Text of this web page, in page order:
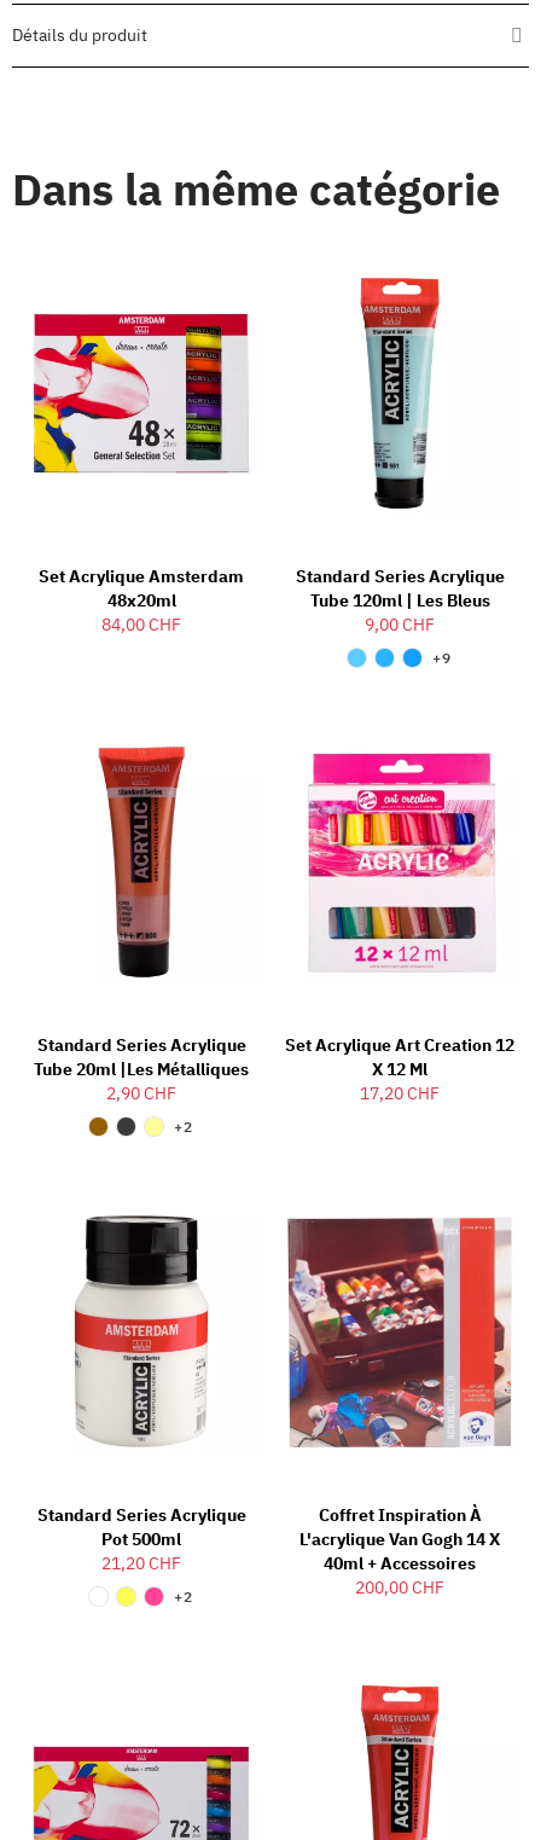
Détails du produit
Dans la même catégorie
Set Acrylique Amsterdam
48x20ml
84,00 CHF
Standard Series Acrylique
Tube 120ml | Les Bleus
9,00 CHF
+9
Standard Series Acrylique
Tube 20ml |Les Métalliques
2,90 CHF
+2
Set Acrylique Art Creation 12
X 12 Ml
17,20 CHF
Standard Series Acrylique
Pot 500ml
21,20 CHF
+2
Coffret Inspiration À
L'acrylique Van Gogh 14 X
40ml + Accessoires
200,00 CHF